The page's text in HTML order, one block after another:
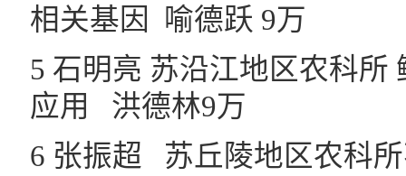
相关基因 喻德跃 9万
5 石明亮 苏沿江地区农科所
应用 洪德林9万
6 张振超 苏丘陵地区农科